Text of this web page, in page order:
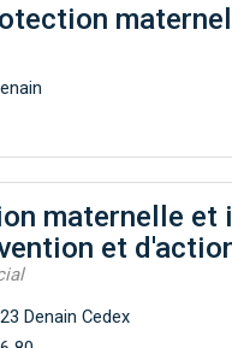
maternelle et
et
Denain Cedex